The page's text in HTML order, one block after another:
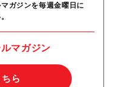
ガジンを毎週金曜日に
マガジン
ら